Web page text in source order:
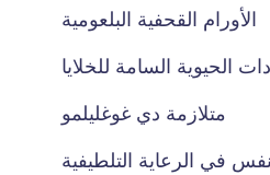
الأورام القحفية البلعومية
الحيوية السامة للخلايا
متلازمة دي غوغليلمو
في الرعاية التلطيفية